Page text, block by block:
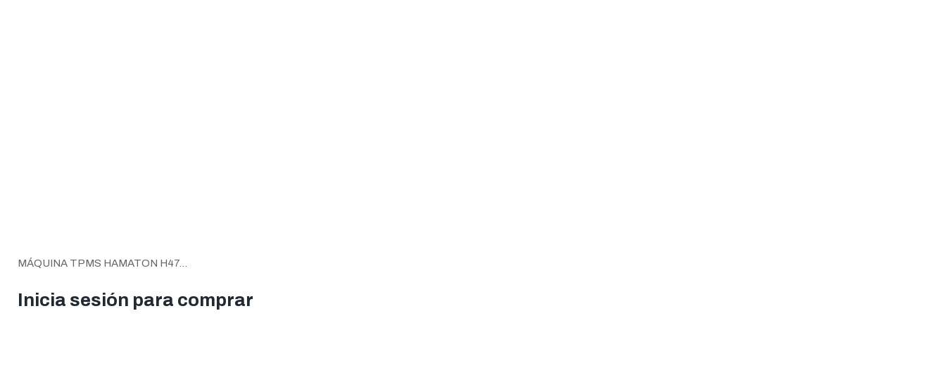
MÁQUINA TPMS HAMATON H47...
Inicia sesión para comprar